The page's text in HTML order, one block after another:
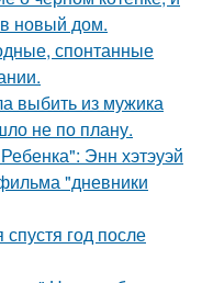
новый дом.
спонтанные
из мужика
не по плану.
Энн хэтэуэй
"дневники
год после